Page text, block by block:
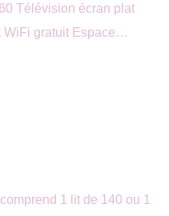
Télévision écran plat
WiFi gratuit Espace…
1 lit de 140 ou 1